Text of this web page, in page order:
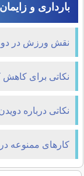
بارداری و
نقش ورزش در
نکاتی برای کاهش
نکاتی درباره
کارهای ممنوعه